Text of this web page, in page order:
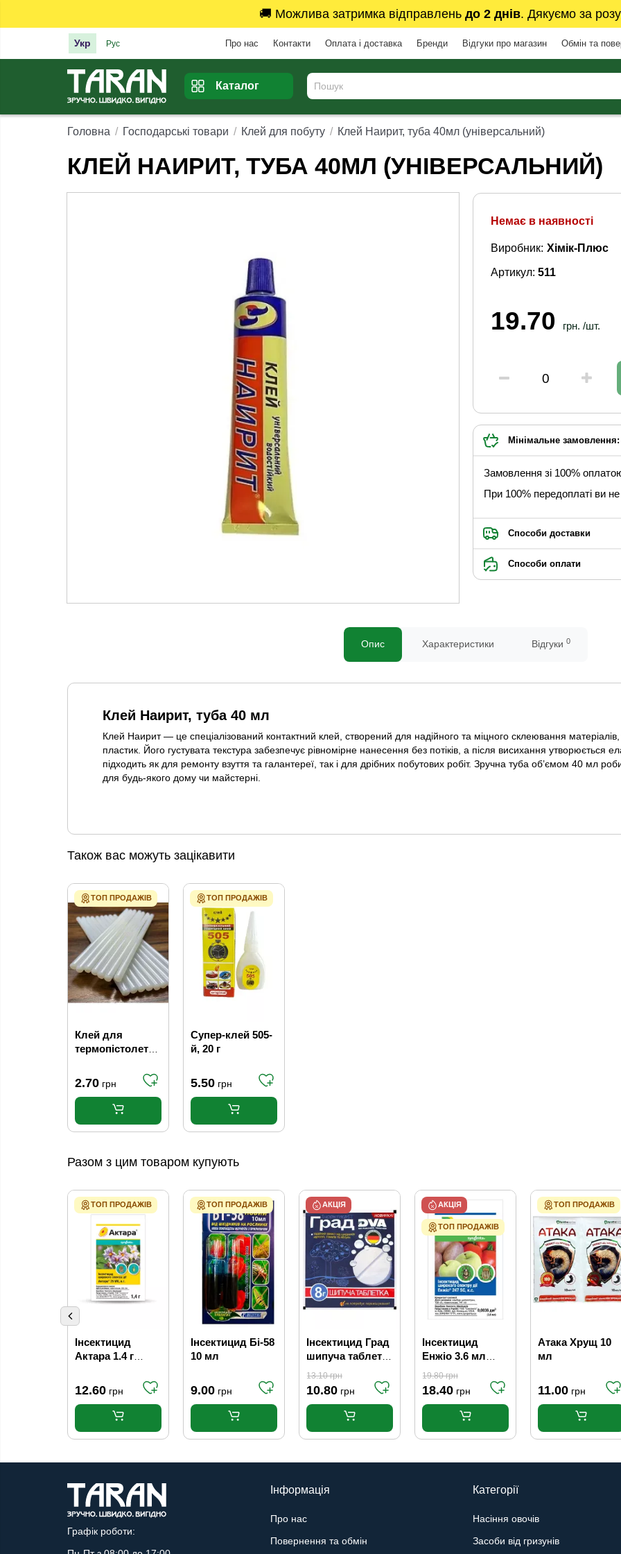
🚚 Можлива затримка відправлень до 2 днів. Дякуємо за
Укр Рус Про нас Контакти Оплата і доставка Бренди Відгуки про магазин Обмін та
Каталог
Головна Господарські товари Клей для побуту Клей Наирит, туба 40мл (універсальний)
КЛЕЙ НАИРИТ, ТУБА 40МЛ (УНІВЕРСАЛЬНИЙ)
Немає в наявності
Артикул: 511
Виробник: Хімік-Плюс
19.70 грн. /шт.
Мінімальне замовлення:
Замовлення зі 100%
При 100% передоплаті ви
Способи доставки
Способи оплати
Опис Характеристики Відгуки 0
Клей Наирит, туба 40 мл
Клей Наирит — це спеціалізований контактний клей, створений для надійного та міцного склеювання
пластик. Його густувата текстура забезпечує рівномірне нанесення без потіків, а після висихання утворюється
підходить як для ремонту взуття та галантереї, так і для дрібних побутових робіт. Зручна туба об’ємом 40 мл
для будь-якого дому чи майстерні.
Також вас можуть зацікавити
ТОП ПРОДАЖІВ
Клей для
термопістолета
2.70 грн
ТОП ПРОДАЖІВ
Супер-клей 505-
й, 20 г
5.50 грн
Разом з цим товаром купують
ТОП ПРОДАЖІВ
Інсектицид
Актара 1.4 г
12.60 грн
ТОП ПРОДАЖІВ
Інсектицид Бі-58
10 мл
9.00 грн
АКЦІЯ
Інсектицид Град
шипуча таблетка
8 г
13.10грн
10.80 грн
АКЦІЯ
ТОП ПРОДАЖІВ
Інсектицид
Енжіо 3.6 мл
Syngenta
19.80грн
18.40 грн
ТОП ПРОДАЖІВ
Атака Хрущ 10
мл
11.00 грн
Графік роботи:
Інформація
Про нас
Повернення та обмін
Категорії
Насіння овочів
Засоби від гризунів